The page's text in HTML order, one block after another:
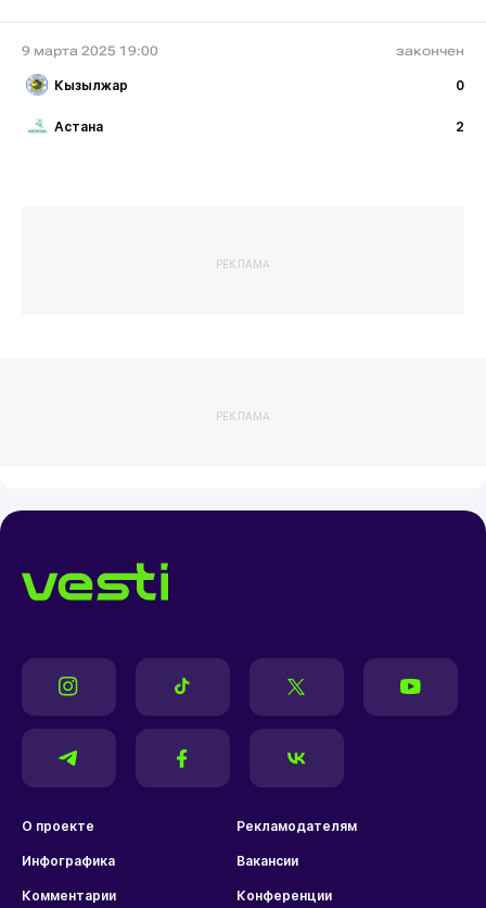
9 марта 2025 19:00 закончен
Кызылжар 0
Астана 2
РЕКЛАМА
РЕКЛАМА
О проекте Рекламодателям
Инфографика Вакансии
Комментарии Конференции